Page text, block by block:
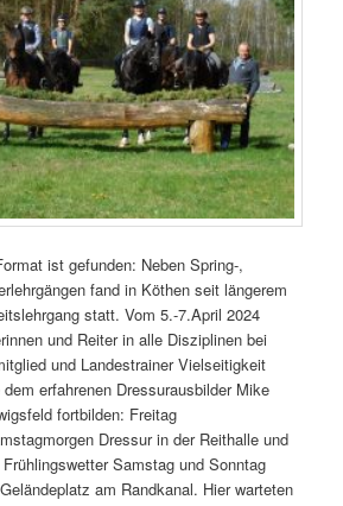
ist gefunden: Neben Spring-,
fand in Köthen seit längerem
statt. Vom 5.-7.April 2024
und Reiter in alle Disziplinen bei
und Landestrainer Vielseitigkeit
erfahrenen Dressurausbilder Mike
fortbilden: Freitag
Dressur in der Reithalle und
Samstag und Sonntag
am Randkanal. Hier warteten